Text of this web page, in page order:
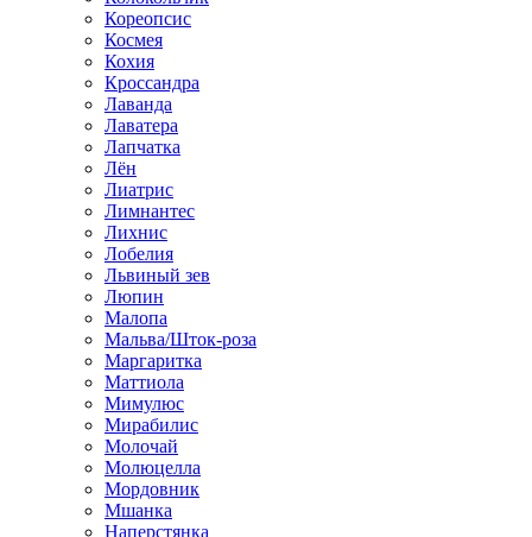
Кореопсис
Космея
Кохия
Кроссандра
Лаванда
Лаватера
Лапчатка
Лён
Лиатрис
Лимнантес
Лихнис
Лобелия
Львиный зев
Люпин
Малопа
Мальва/Шток-роза
Маргаритка
Маттиола
Мимулюс
Мирабилис
Молочай
Молюцелла
Мордовник
Мшанка
Наперстянка